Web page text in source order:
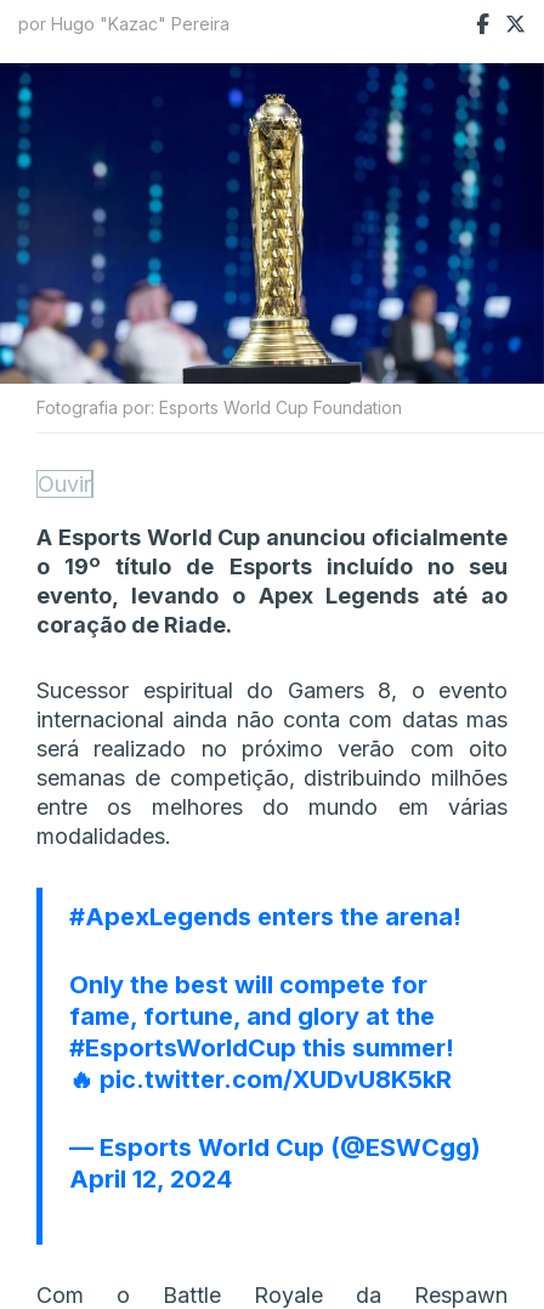
por Hugo "Kazac" Pereira
Fotografia por: Esports World Cup Foundation
Ouvir
A Esports World Cup anunciou oficialmente
o 19º título de Esports incluído no seu
evento, levando o Apex Legends até ao
coração de Riade.
Sucessor espiritual do Gamers 8, o evento
internacional ainda não conta com datas mas
será realizado no próximo verão com oito
semanas de competição, distribuindo milhões
entre os melhores do mundo em várias
modalidades.
#ApexLegends enters the arena!
Only the best will compete for
fame, fortune, and glory at the
#EsportsWorldCup this summer!
🔥 pic.twitter.com/XUDvU8K5kR
— Esports World Cup (@ESWCgg)
April 12, 2024
Com o Battle Royale da Respawn